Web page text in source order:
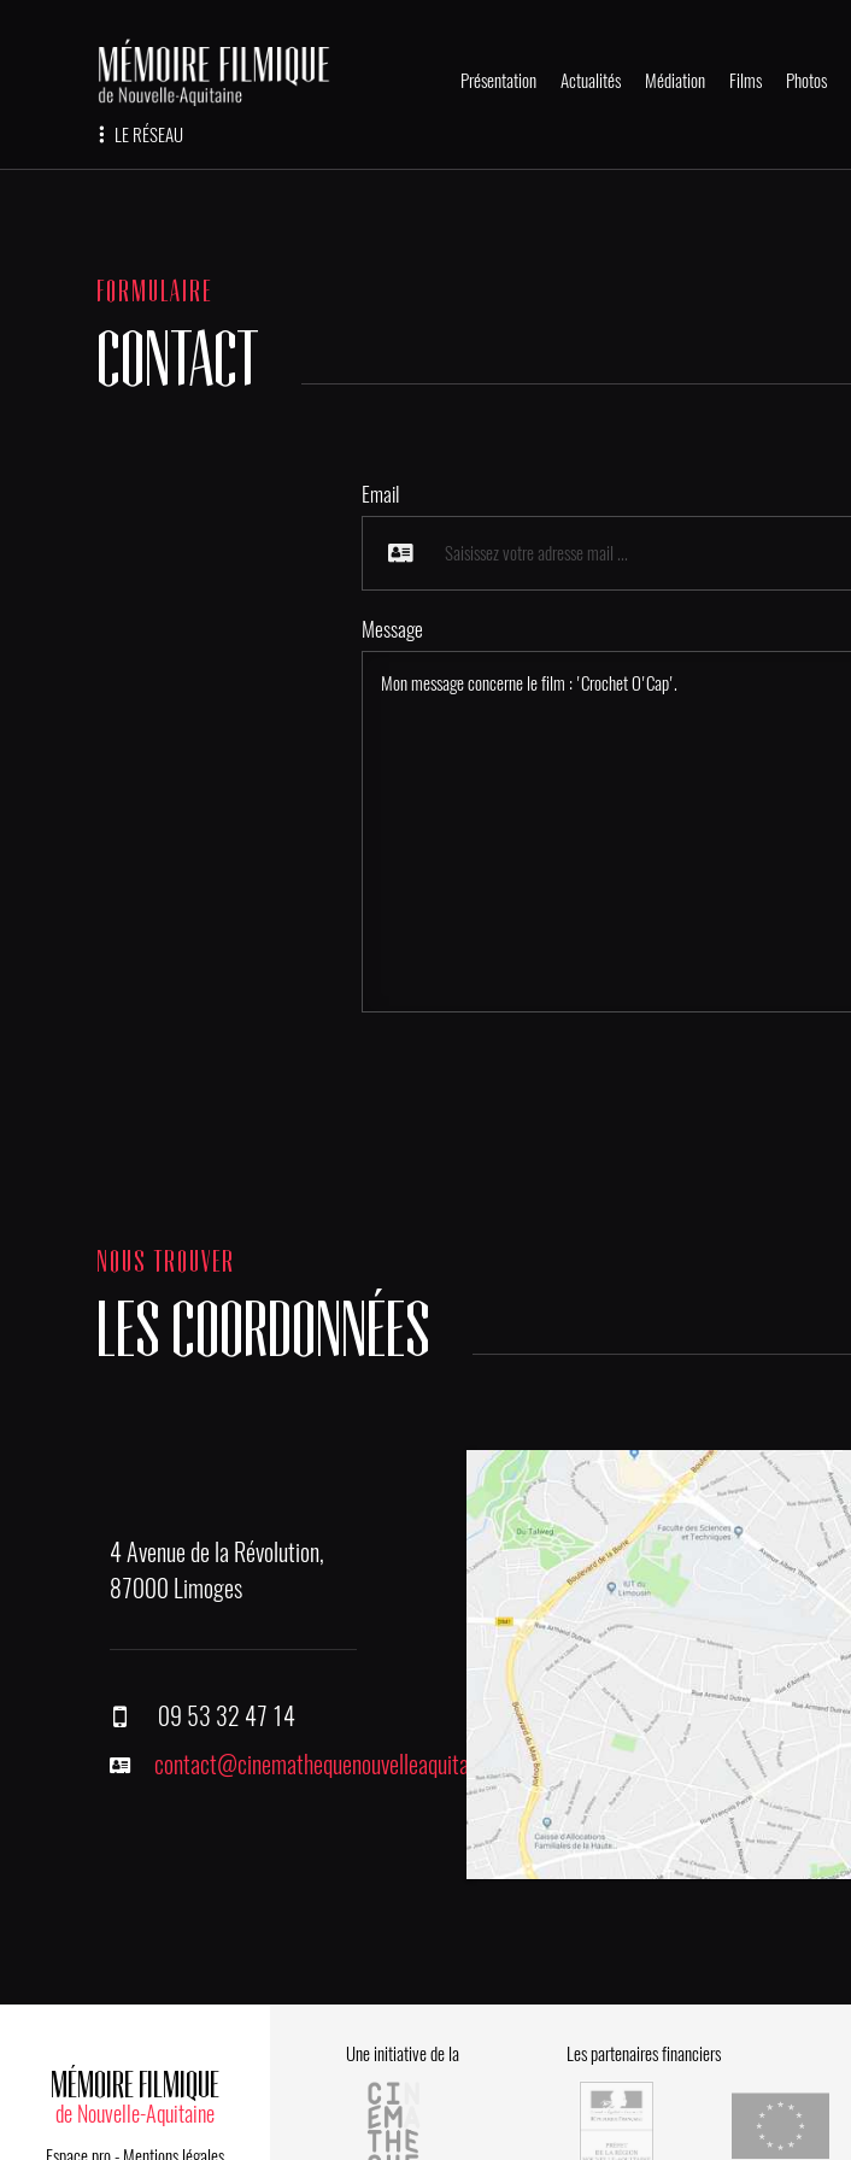
LE RÉSEAU
Présentation Actualités Médiation Films Photos
FORMULAIRE
CONTACT
Email
Message
NOUS TROUVER
LES COORDONNÉES
4 Avenue de la Révolution,
87000 Limoges
09 53 32 47 14
contact@cinemathequenouvelleaquitaine.fr
MÉMOIRE FILMIQUE
de Nouvelle-Aquitaine
Une initiative de la Les partenaires financiers